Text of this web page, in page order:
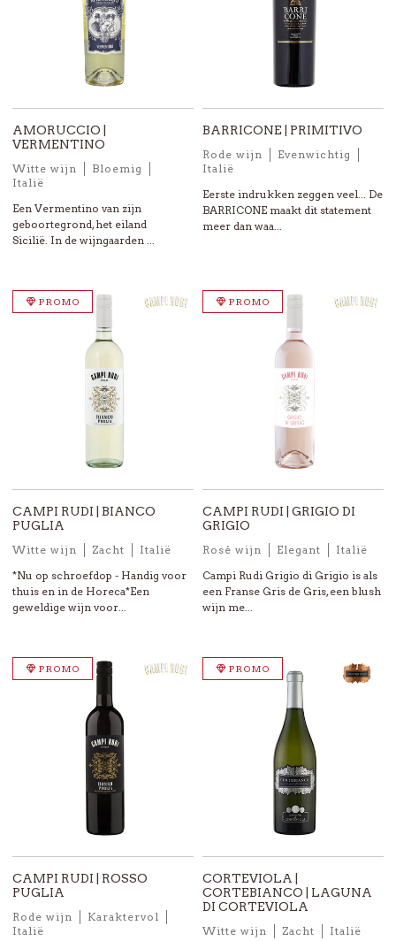
AMORUCCIO |
VERMENTINO
Witte wijn
Bloemig
Italië
Een Vermentino van zijn
geboortegrond, het eiland
Sicilië. In de wijngaarden ...
BARRICONE | PRIMITIVO
Rode wijn
Evenwichtig
Italië
Eerste indrukken zeggen veel... De
BARRICONE maakt dit statement
meer dan waa...
PROMO
CAMPI RUDI | BIANCO
PUGLIA
Witte wijn Zacht
Italië
*Nu op schroefdop - Handig voor
thuis en in de Horeca*Een
geweldige wijn voor...
PROMO
CAMPI RUDI | GRIGIO DI
GRIGIO
Rosé wijn Elegant
Italië
Campi Rudi Grigio di Grigio is als
een Franse Gris de Gris, een blush
wijn me...
PROMO
CAMPI RUDI | ROSSO
PUGLIA
Rode wijn
Karaktervol
Italië
PROMO
CORTEVIOLA |
CORTEBIANCO | LAGUNA
DI CORTEVIOLA
Witte wijn Zacht
Italië